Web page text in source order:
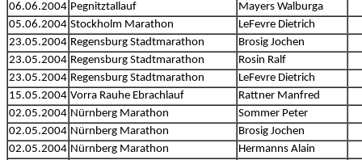
06.06.2004 Pegnitztallauf
Mayers Walburga
05.06.2004 Stockholm Marathon
LeFevre Dietrich
23.05.2004 Regensburg Stadtmarathon
Brosig Jochen
23.05.2004 Regensburg Stadtmarathon
Rosin Ralf
23.05.2004 Regensburg Stadtmarathon
LeFevre Dietrich
15.05.2004 Vorra Rauhe Ebrachlauf
Rattner Manfred
02.05.2004 Nürnberg Marathon
Sommer Peter
02.05.2004 Nürnberg Marathon
Brosig Jochen
02.05.2004 Nürnberg Marathon
Hermanns Alain